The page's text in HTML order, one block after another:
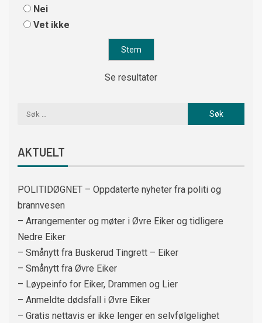
Nei
Vet ikke
Se resultater
AKTUELT
POLITIDØGNET – Oppdaterte nyheter fra politi og
brannvesen
– Arrangementer og møter i Øvre Eiker og tidligere
Nedre Eiker
– Smånytt fra Buskerud Tingrett – Eiker
– Smånytt fra Øvre Eiker
– Løypeinfo for Eiker, Drammen og Lier
– Anmeldte dødsfall i Øvre Eiker
– Gratis nettavis er ikke lenger en selvfølgelighet